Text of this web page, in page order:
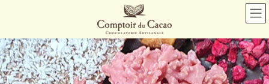
ン
ツ
へ
ス
ー
シ
ョ
ン